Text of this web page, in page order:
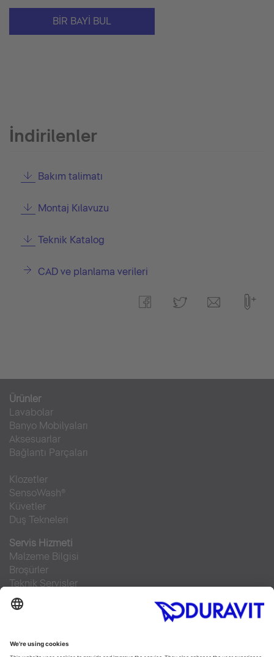
BIR BAYI BUL
İndirilenler
Bakım talimatı
Montaj Kılavuzu
Teknik Katalog
CAD ve planlama verileri
Ürünler
Lavabolar
Banyo Mobilyaları
Aksesuarlar
Bağlantı Parçaları
Klozetler
SensoWash®
Küvetler
Duş Tekneleri
Servis Hizmeti
Malzeme Bilgisi
Broşürler
Teknik Servisler
Sıkça sorulan sorular
Facebook Instagram